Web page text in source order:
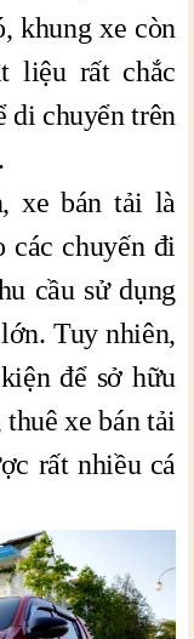
khung xe còn
liệu rất chắc
di chuyển trên
xe bán tải là
các chuyến đi
cầu sử dụng
Tuy nhiên,
để sở hữu
xe bán tải
rất nhiều cá